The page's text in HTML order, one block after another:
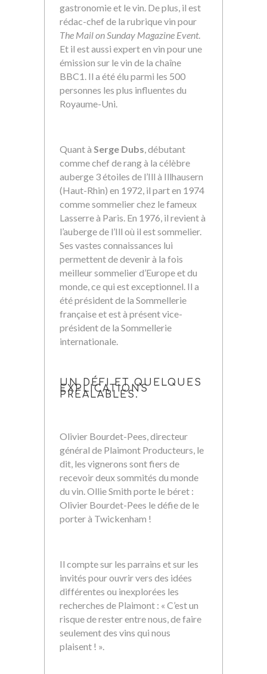
gastronomie et le vin. De plus, il est
rédac-chef de la rubrique vin pour
The Mail on Sunday Magazine Event.
Et il est aussi expert en vin pour une
émission sur le vin de la chaîne
BBC1. Il a été élu parmi les 500
personnes les plus influentes du
Royaume-Uni.
Quant à Serge Dubs , débutant
comme chef de rang à la célèbre
auberge 3 étoiles de l’Ill à Illhausern
(Haut-Rhin) en 1972, il part en 1974
comme sommelier chez le fameux
Lasserre à Paris. En 1976, il revient à
l’auberge de l’Ill où il est sommelier.
Ses vastes connaissances lui
permettent de devenir à la fois
meilleur sommelier d’Europe et du
monde, ce qui est exceptionnel. Il a
été président de la Sommellerie
française et est à présent vice-
président de la Sommellerie
internationale.
UN DÉFI ET QUELQUES
EXPLICATIONS
PRÉALABLES.
Olivier Bourdet-Pees, directeur
général de Plaimont Producteurs, le
dit, les vignerons sont fiers de
recevoir deux sommités du monde
du vin. Ollie Smith porte le béret :
Olivier Bourdet-Pees le défie de le
porter à Twickenham !
Il compte sur les parrains et sur les
invités pour ouvrir vers des idées
différentes ou inexplorées les
recherches de Plaimont : « C’est un
risque de rester entre nous, de faire
seulement des vins qui nous
plaisent ! ».